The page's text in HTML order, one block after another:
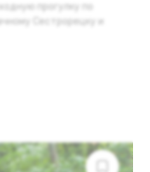
прогулку по
Сестрорецку и